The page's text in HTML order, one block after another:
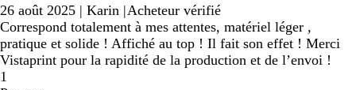
26 août 2025 | Karin |Acheteur vérifié
Correspond totalement à mes attentes, matériel léger ,
pratique et solide ! Affiché au top ! Il fait son effet ! Merci
Vistaprint pour la rapidité de la production et de l’envoi !
1